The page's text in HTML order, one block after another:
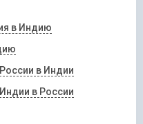
в Индию
в Индии
в России